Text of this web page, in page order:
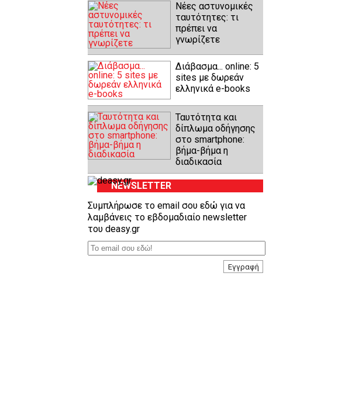
Νέες αστυνομικές
ταυτότητες: τι
πρέπει να
γνωρίζετε
Διάβασμα... online: 5
sites με δωρεάν
ελληνικά e-books
Ταυτότητα και
δίπλωμα οδήγησης
στο smartphone:
βήμα-βήμα η
διαδικασία
NEWSLETTER
Συμπλήρωσε το email σου εδώ για να
λαμβάνεις το εβδομαδιαίο newsletter
του deasy.gr
Εγγραφή